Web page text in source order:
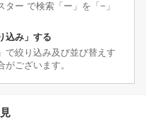
ー で検索「ー」を「−」
込み」する
で絞り込み及び並び替えす
ございます。